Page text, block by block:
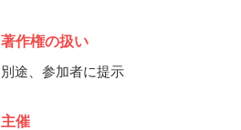
著作権の扱い
別途、参加者に提示
主催